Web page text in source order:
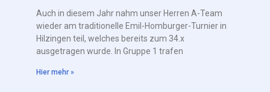
Auch in diesem Jahr nahm unser Herren A-Team
wieder am traditionelle Emil-Homburger-Turnier in
Hilzingen teil, welches bereits zum 34.x
ausgetragen wurde. In Gruppe 1 trafen
Hier mehr »